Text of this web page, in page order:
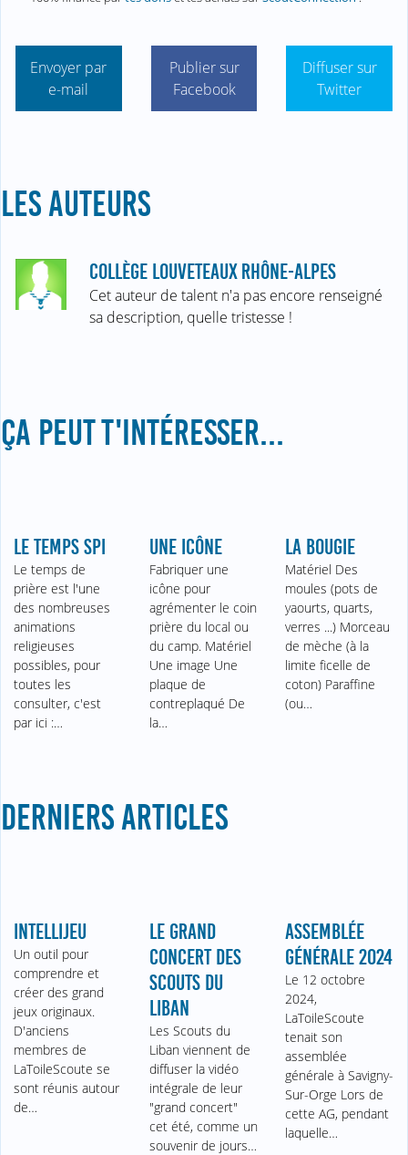
Envoyer par
e-mail
Publier sur
Facebook
Diffuser sur
Twitter
LES AUTEURS
COLLÈGE LOUVETEAUX RHÔNE-ALPES
Cet auteur de talent n'a pas encore renseigné
sa description, quelle tristesse !
ÇA PEUT T'INTÉRESSER...
LE TEMPS SPI
Le temps de
prière est l'une
des nombreuses
animations
religieuses
possibles, pour
toutes les
consulter, c'est
par ici :…
UNE ICÔNE
Fabriquer une
icône pour
agrémenter le coin
prière du local ou
du camp. Matériel
Une image Une
plaque de
contreplaqué De
la…
LA BOUGIE
Matériel Des
moules (pots de
yaourts, quarts,
verres ...) Morceau
de mèche (à la
limite ficelle de
coton) Paraffine
(ou…
DERNIERS ARTICLES
INTELLIJEU
Un outil pour
comprendre et
créer des grand
jeux originaux.
D'anciens
membres de
LaToileScoute se
sont réunis autour
de…
LE GRAND
CONCERT DES
SCOUTS DU
LIBAN
Les Scouts du
Liban viennent de
diffuser la vidéo
intégrale de leur
"grand concert"
cet été, comme un
souvenir de jours…
ASSEMBLÉE
GÉNÉRALE 2024
Le 12 octobre
2024,
LaToileScoute
tenait son
assemblée
générale à Savigny-
Sur-Orge Lors de
cette AG, pendant
laquelle…